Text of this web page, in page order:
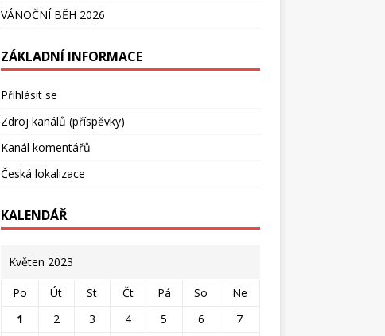
VÁNOČNÍ BĚH 2026
ZÁKLADNÍ INFORMACE
Přihlásit se
Zdroj kanálů (příspěvky)
Kanál komentářů
Česká lokalizace
KALENDÁŘ
Květen 2023
Po Út St Čt Pá So
Ne
1
2 3 4 5 6 7